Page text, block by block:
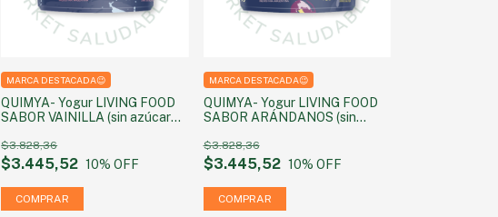
QUIMYA- Yogur LIVING FOOD
SABOR VAINILLA (sin azúcar
$3.445,52
$3.828,36
10% OFF
MARCA DESTACADA😉
QUIMYA- Yogur LIVING FOOD
SABOR ARÁNDANOS (sin
$3.445,52
$3.828,36
10% OFF
MARCA DESTACADA😉